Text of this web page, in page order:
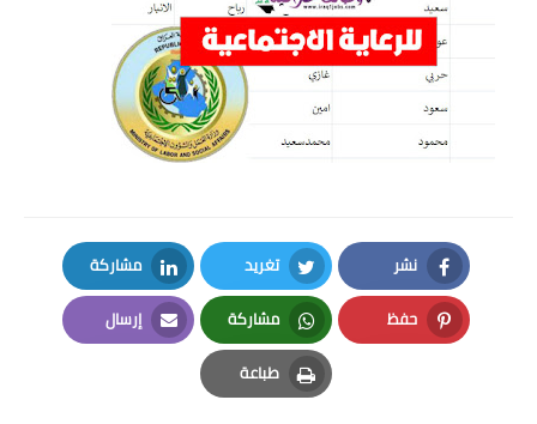
نشر
Facebook
تغريد
Twitter
مشاركة
LinkedIn
حفظ
Pinterest
مشاركة
Whatsapp
إرسال
Email
طباعة
Print